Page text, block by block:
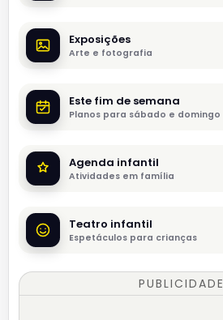
Exposições
Arte e fotografia
Este fim de semana
Planos para sábado e domingo
Agenda infantil
Atividades em família
Teatro infantil
Espetáculos para crianças
PUBLICIDADE